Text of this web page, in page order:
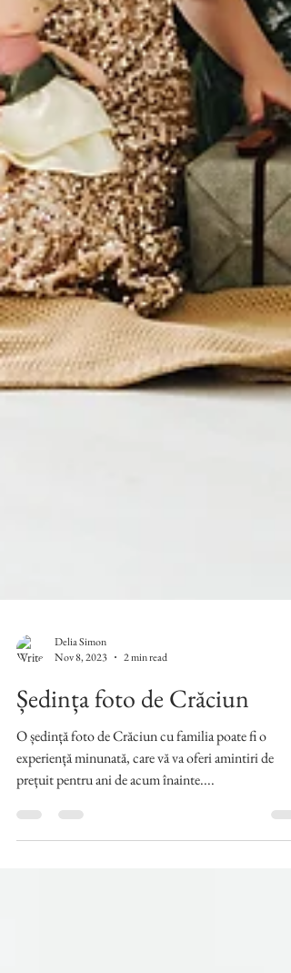
Nov 8, 2023
2 min read
Ședința foto de Crăciun
O ședință foto de Crăciun cu familia poate fi o
prețuit pentru ani de acum înainte....